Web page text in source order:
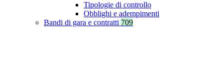
Tipologie di controllo
Obblighi e adempimenti
Bandi di gara e contratti 709